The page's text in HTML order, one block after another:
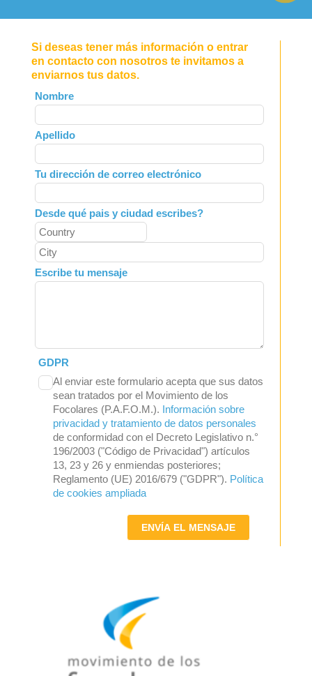
Si deseas tener más información o entrar
en contacto con nosotros te invitamos a
enviarnos tus datos.
Leave
this
field
blank
Nombre
Apellido
Tu dirección de correo electrónico
Desde qué pais y ciudad escribes?
Escribe tu mensaje
GDPR
Al enviar este formulario acepta que sus datos
sean tratados por el Movimiento de los
Focolares (P.A.F.O.M.). Información sobre
privacidad y tratamiento de datos personales
de conformidad con el Decreto Legislativo n.°
196/2003 ("Código de Privacidad") artículos
13, 23 y 26 y enmiendas posteriores;
Reglamento (UE) 2016/679 ("GDPR"). Política
de cookies ampliada
ENVÍA EL MENSAJE